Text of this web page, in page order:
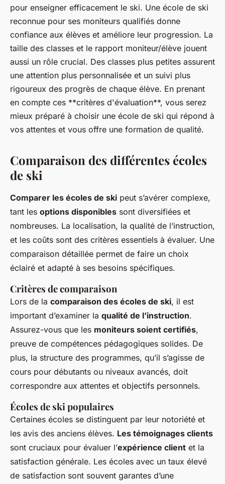
pour enseigner efficacement le ski. Une école de ski
reconnue pour ses moniteurs qualifiés donne
confiance aux élèves et améliore leur progression. La
taille des classes et le rapport moniteur/élève jouent
aussi un rôle crucial. Des classes plus petites assurent
une attention plus personnalisée et un suivi plus
rigoureux des progrès de chaque élève. En prenant
en compte ces **critères d'évaluation**, vous serez
mieux préparé à choisir une école de ski qui répond à
vos attentes et vous offre une formation de qualité.
Comparaison des différentes écoles
de ski
Comparer les écoles de ski peut s’avérer complexe,
tant les options disponibles sont diversifiées et
nombreuses. La localisation, la qualité de l’instruction,
et les coûts sont des critères essentiels à évaluer. Une
comparaison détaillée permet de faire un choix
éclairé et adapté à ses besoins spécifiques.
Critères de comparaison
Lors de la comparaison des écoles de ski, il est
important d’examiner la qualité de l’instruction.
Assurez-vous que les moniteurs soient certifiés,
preuve de compétences pédagogiques solides. De
plus, la structure des programmes, qu’il s’agisse de
cours pour débutants ou niveaux avancés, doit
correspondre aux attentes et objectifs personnels.
Écoles de ski populaires
Certaines écoles se distinguent par leur notoriété et
les avis des anciens élèves. Les témoignages clients
sont cruciaux pour évaluer l’expérience client et la
satisfaction générale. Les écoles avec un taux élevé
de satisfaction sont souvent garantes d’une